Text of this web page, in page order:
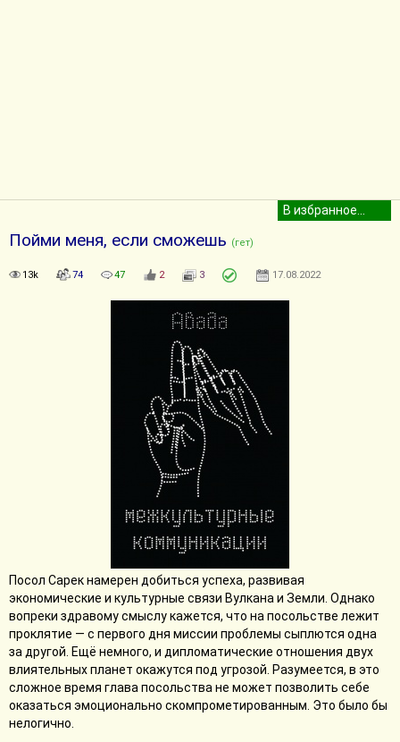
Пойми меня, если сможешь (гет)
13k 74 47 2 3 17.08.2022
Посол Сарек намерен добиться успеха, развивая
экономические и культурные связи Вулкана и Земли. Однако
вопреки здравому смыслу кажется, что на посольстве лежит
проклятие — с первого дня миссии проблемы сыплются одна
за другой. Ещё немного, и дипломатические отношения двух
влиятельных планет окажутся под угрозой. Разумеется, в это
сложное время глава посольства не может позволить себе
оказаться эмоционально скомпрометированным. Это было бы
нелогично.